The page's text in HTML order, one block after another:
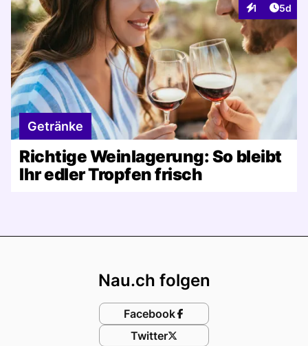
1
Interaktionen
5d
Getränke
Richtige Weinlagerung: So bleibt
Ihr edler Tropfen frisch
Nau.ch folgen
Facebook
Twitter